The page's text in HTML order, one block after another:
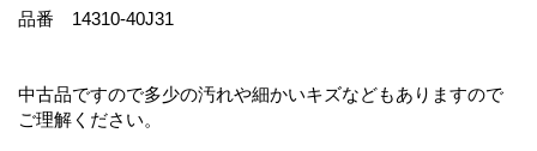
品番 14310-40J31
中古品ですので多少の汚れや細かいキズなどもありますので
ご理解ください。